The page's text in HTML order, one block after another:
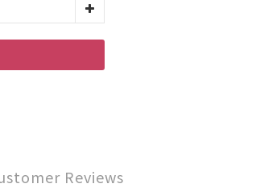
Reviews